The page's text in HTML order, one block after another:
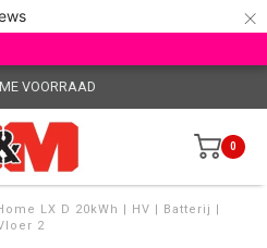
×
VOORRAAD
0
LX D 20kWh | HV | Batterij |
2